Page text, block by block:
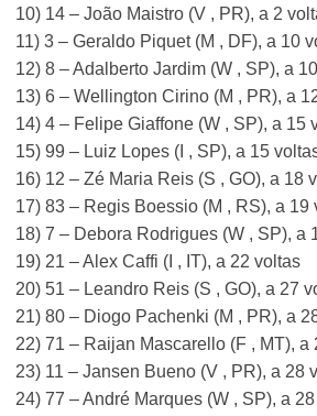
10) 14 – João Maistro (V , PR), a 2
11) 3 – Geraldo Piquet (M , DF), a 10
12) 8 – Adalberto Jardim (W , SP), a
13) 6 – Wellington Cirino (M , PR), a
14) 4 – Felipe Giaffone (W , SP), a 15
15) 99 – Luiz Lopes (I , SP), a 15
16) 12 – Zé Maria Reis (S , GO), a 18
17) 83 – Regis Boessio (M , RS), a 19
18) 7 – Debora Rodrigues (W , SP), a
19) 21 – Alex Caffi (I , IT), a 22 voltas
20) 51 – Leandro Reis (S , GO), a 27
21) 80 – Diogo Pachenki (M , PR), a
22) 71 – Raijan Mascarello (F , MT), a
23) 11 – Jansen Bueno (V , PR), a 28
24) 77 – André Marques (W , SP), a